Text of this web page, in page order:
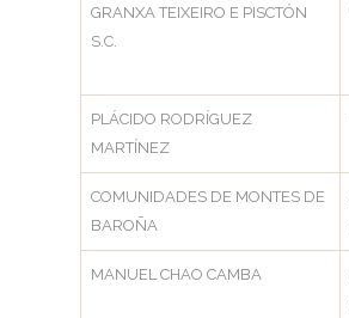
GRANXA TEIXEIRO E PISCTÓN
S.C.
PLÁCIDO RODRÍGUEZ
MARTÍNEZ
COMUNIDADES DE MONTES DE
BAROÑA
MANUEL CHAO CAMBA